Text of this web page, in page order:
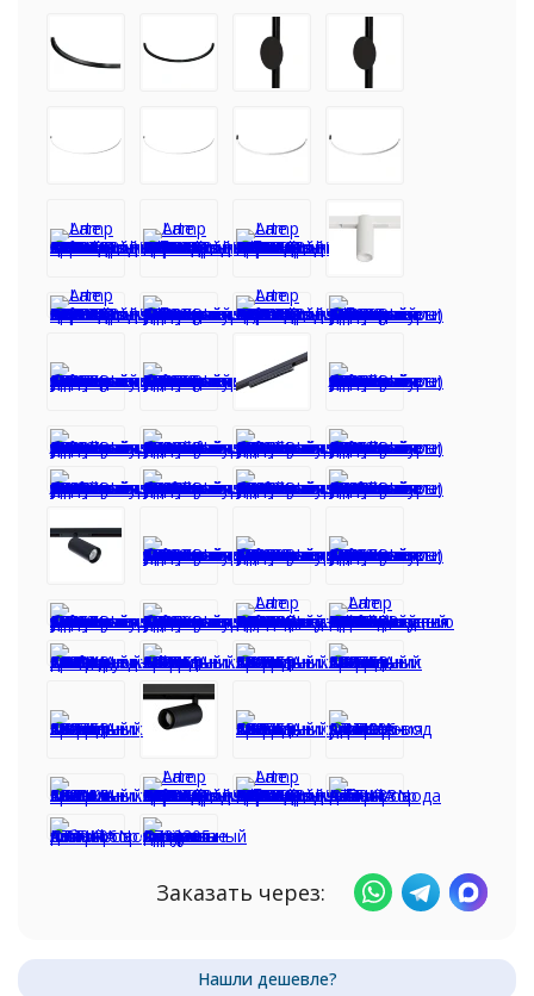
Заказать через: